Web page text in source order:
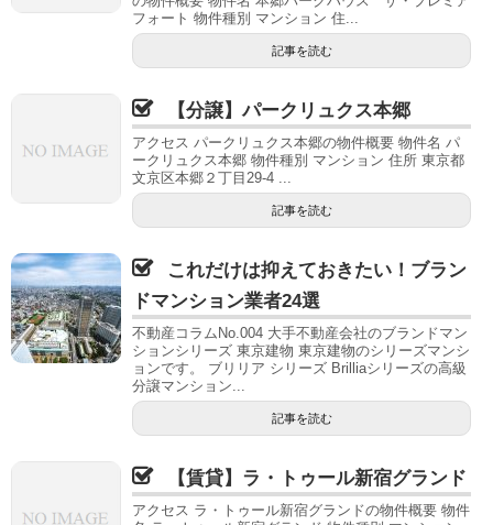
フォート 物件種別 マンション 住...
記事を読む
【分譲】パークリュクス本郷
アクセス パークリュクス本郷の物件概要 物件名 パ
ークリュクス本郷 物件種別 マンション 住所 東京都
文京区本郷２丁目29-4 ...
記事を読む
これだけは抑えておきたい！ブラン
ドマンション業者24選
不動産コラムNo.004 大手不動産会社のブランドマン
ションシリーズ 東京建物 東京建物のシリーズマンシ
ョンです。 ブリリア シリーズ Brilliaシリーズの高級
分譲マンション...
記事を読む
【賃貸】ラ・トゥール新宿グランド
アクセス ラ・トゥール新宿グランドの物件概要 物件